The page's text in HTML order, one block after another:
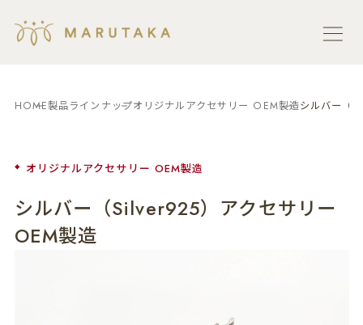
HOME製品ラインナップオリジナルアクセサリー OEM製造シルバー（
オリジナルアクセサリー OEM製造
シルバー（Silver925）アクセサリー
OEM製造